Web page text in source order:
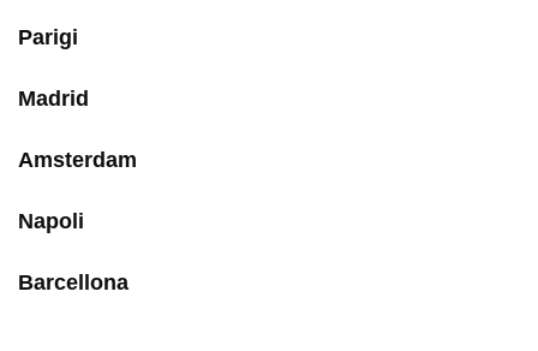
Parigi
Madrid
Amsterdam
Napoli
Barcellona